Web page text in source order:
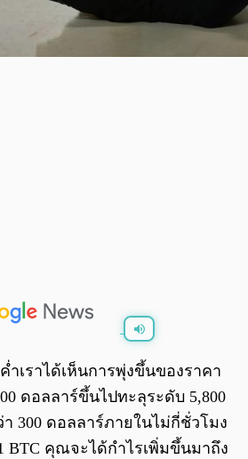
ำเราได้เห็นการพุ่งขึ้นของราคา
ดอลลาร์ขึ้นไปทะลุระดับ 5,800
300 ดอลลาร์ภายในไม่กี่ชั่วโมง
คุณจะได้กำไรเพิ่มขึ้นมาถึง